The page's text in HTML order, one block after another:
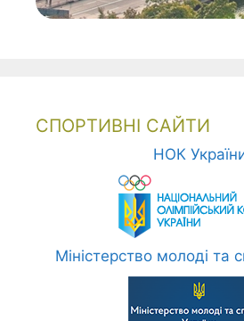
СПОРТИВНІ САЙТИ
НОК
Міністерство молоді та